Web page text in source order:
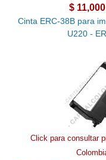
$ 11,000
Cinta ERC-38B para
U220 -
Click para consultar